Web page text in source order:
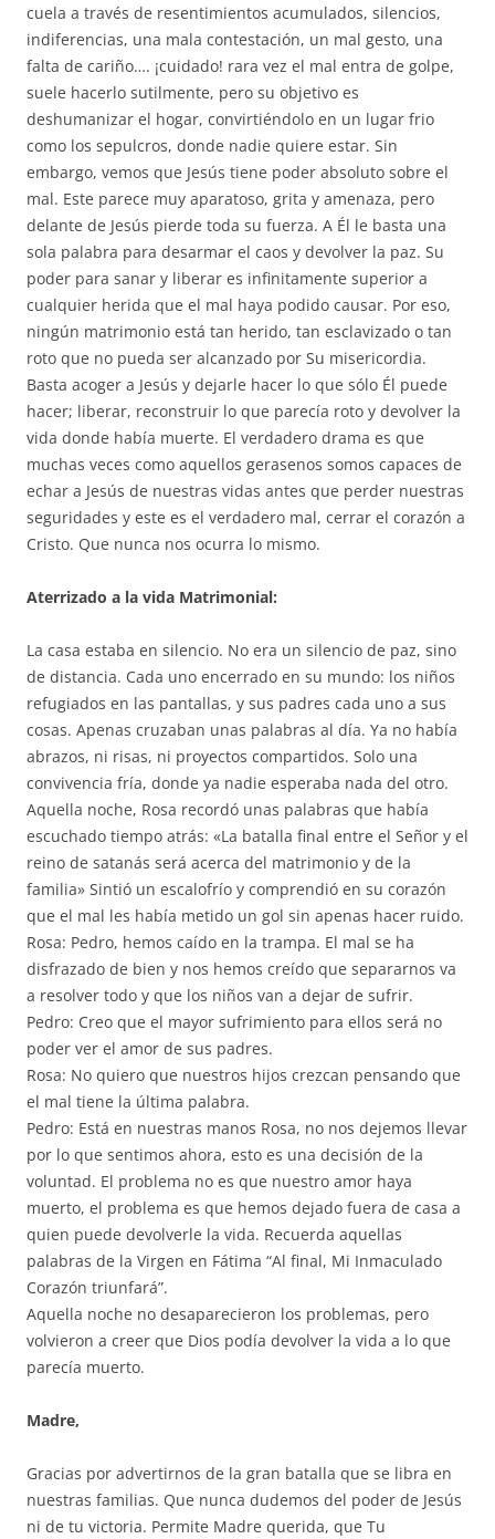
cuela a través de resentimientos acumulados, silencios,
indiferencias, una mala contestación, un mal gesto, una
falta de cariño…. ¡cuidado! rara vez el mal entra de golpe,
suele hacerlo sutilmente, pero su objetivo es
deshumanizar el hogar, convirtiéndolo en un lugar frio
como los sepulcros, donde nadie quiere estar. Sin
embargo, vemos que Jesús tiene poder absoluto sobre el
mal. Este parece muy aparatoso, grita y amenaza, pero
delante de Jesús pierde toda su fuerza. A Él le basta una
sola palabra para desarmar el caos y devolver la paz. Su
poder para sanar y liberar es infinitamente superior a
cualquier herida que el mal haya podido causar. Por eso,
ningún matrimonio está tan herido, tan esclavizado o tan
roto que no pueda ser alcanzado por Su misericordia.
Basta acoger a Jesús y dejarle hacer lo que sólo Él puede
hacer; liberar, reconstruir lo que parecía roto y devolver la
vida donde había muerte. El verdadero drama es que
muchas veces como aquellos gerasenos somos capaces de
echar a Jesús de nuestras vidas antes que perder nuestras
seguridades y este es el verdadero mal, cerrar el corazón a
Cristo. Que nunca nos ocurra lo mismo.
Aterrizado a la vida Matrimonial:
La casa estaba en silencio. No era un silencio de paz, sino
de distancia. Cada uno encerrado en su mundo: los niños
refugiados en las pantallas, y sus padres cada uno a sus
cosas. Apenas cruzaban unas palabras al día. Ya no había
abrazos, ni risas, ni proyectos compartidos. Solo una
convivencia fría, donde ya nadie esperaba nada del otro.
Aquella noche, Rosa recordó unas palabras que había
escuchado tiempo atrás: «La batalla final entre el Señor y el
reino de satanás será acerca del matrimonio y de la
familia» Sintió un escalofrío y comprendió en su corazón
que el mal les había metido un gol sin apenas hacer ruido.
Rosa: Pedro, hemos caído en la trampa. El mal se ha
disfrazado de bien y nos hemos creído que separarnos va
a resolver todo y que los niños van a dejar de sufrir.
Pedro: Creo que el mayor sufrimiento para ellos será no
poder ver el amor de sus padres.
Rosa: No quiero que nuestros hijos crezcan pensando que
el mal tiene la última palabra.
Pedro: Está en nuestras manos Rosa, no nos dejemos llevar
por lo que sentimos ahora, esto es una decisión de la
voluntad. El problema no es que nuestro amor haya
muerto, el problema es que hemos dejado fuera de casa a
quien puede devolverle la vida. Recuerda aquellas
palabras de la Virgen en Fátima “Al final, Mi Inmaculado
Corazón triunfará”.
Aquella noche no desaparecieron los problemas, pero
volvieron a creer que Dios podía devolver la vida a lo que
parecía muerto.
Madre,
Gracias por advertirnos de la gran batalla que se libra en
nuestras familias. Que nunca dudemos del poder de Jesús
ni de tu victoria. Permite Madre querida, que Tu